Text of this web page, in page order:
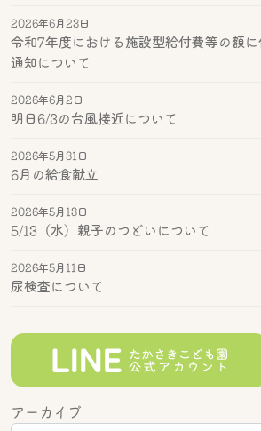
令和7年度における施設型給付費等の額
通知について
2026年6月23日
明日6/3の台風接近について
2026年6月2日
6月の給食献立
2026年5月31日
5/13（水）親子のつどいについて
2026年5月13日
尿検査について
2026年5月11日
アーカイブ